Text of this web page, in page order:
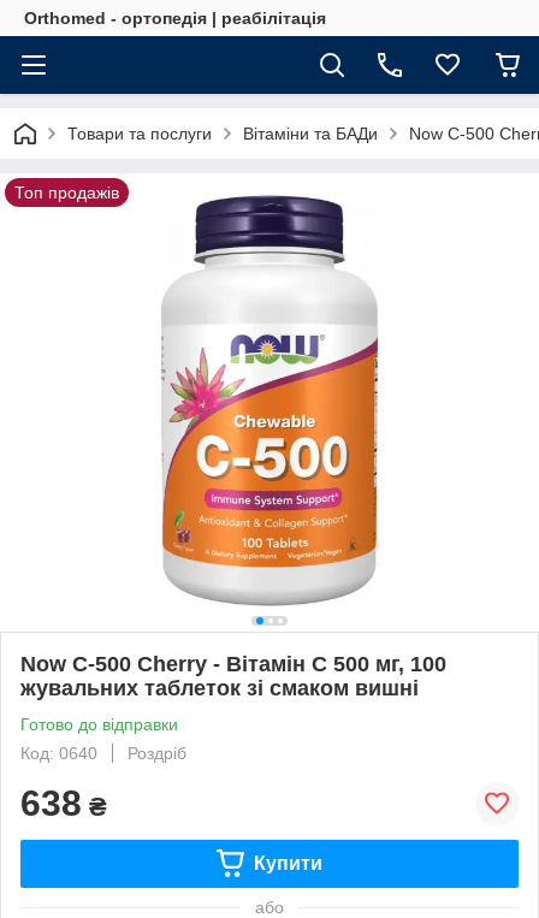
Orthomed - ортопедія | реабілітація
Товари та послуги Вітаміни та БАДи Now C-500
Топ продажів
Now C-500 Cherry - Вітамін C 500 мг, 100
жувальних таблеток зі смаком вишні
Готово до відправки
Код: 0640
Роздріб
638 ₴
Купити
або